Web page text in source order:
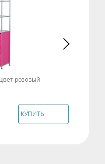
розовый
КУПИТЬ